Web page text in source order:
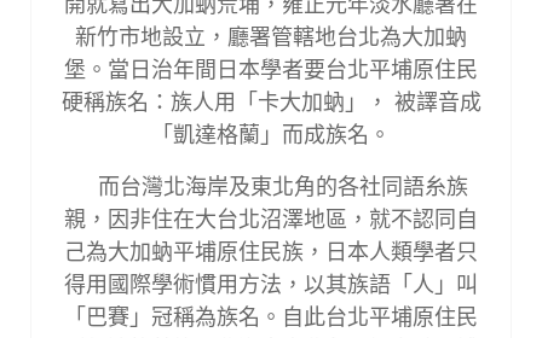
開就寫出大加蚋荒埔，雍正元年淡水廳署在
新竹市地設立，廳署管轄地台北為大加蚋
堡。當日治年間日本學者要台北平埔原住民
硬稱族名：族人用「卡大加蚋」， 被譯音成
「凱達格蘭」而成族名。
而台灣北海岸及東北角的各社同語糸族
親，因非住在大台北沼澤地區，就不認同自
己為大加蚋平埔原住民族，日本人類學者只
得用國際學術慣用方法，以其族語「人」叫
「巴賽」冠稱為族名。自此台北平埔原住民